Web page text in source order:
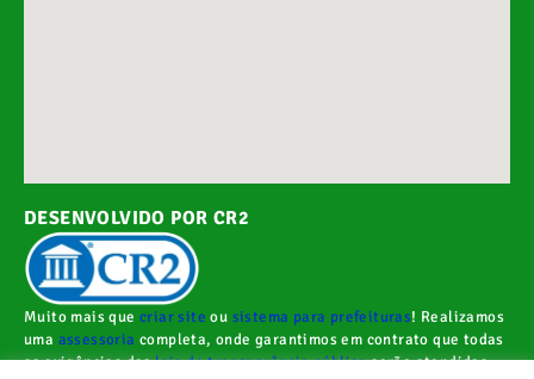
DESENVOLVIDO POR CR2
Muito mais quecriar site ou sistema para prefeituras! Realizamos
uma assessoria completa, onde garantimos em contrato que todas
as exigências dasleis de transparência públicaserão atendidas.